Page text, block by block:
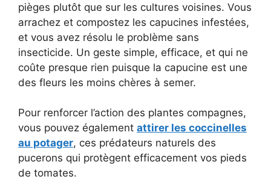
pièges plutôt que sur les cultures voisines. Vous
arrachez et compostez les capucines infestées,
et vous avez résolu le problème sans
insecticide. Un geste simple, efficace, et qui ne
coûte presque rien puisque la capucine est une
des fleurs les moins chères à semer.
Pour renforcer l’action des plantes compagnes,
vous pouvez également attirer les coccinelles
au potager, ces prédateurs naturels des
pucerons qui protègent efficacement vos pieds
de tomates.